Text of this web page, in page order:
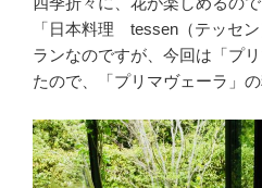
「日本料理 tessen（テッセ
ランなのですが、今回は「プ
たので、「プリマヴェーラ」